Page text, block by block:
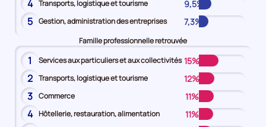
4 Transports, logistique et tourisme 9,5%
5 Gestion, administration des entreprises 7,3%
Famille professionnelle retrouvée
1 Services aux particuliers et aux collectivités 15%
2 Transports, logistique et tourisme 12%
3 Commerce 11%
4 Hôtellerie, restauration, alimentation 11%